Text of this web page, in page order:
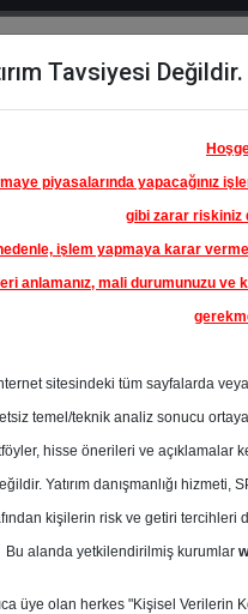
Hisse
Öne
Çıkanlar
Tacirler Yatırım
Fiyat
Tavsiyesi Değildir.
piyasalarında yapacağınız
gibi zarar riskiniz
işlem yapmaya karar
anlamanız, mali durumunuzu ve
sitesindeki tüm sayfalarda
temel/teknik analiz sonucu
hisse önerileri ve açıklamalar
Yatırım danışmanlığı
kişilerin risk ve getiri tercihleri
Bu alanda yetkilendirilmiş kurumlar
üye olan herkes "Kişisel Verilerin